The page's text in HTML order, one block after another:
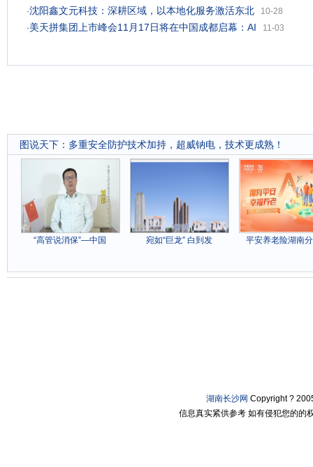
·沈阳鑫文元科技：深耕区域，以本地化服务激活东北
10-28
·美天拼集团上市峰会11月17日将在中国成都启幕：AI 11-03
图说天下 ： 多重安全防护技术加持，超威钠电，技术更成熟！
“高管说消保”—中国 宛如“巨龙” 白到发 平安养老险湖南
湖南长沙网 Copyright ?
信息真实紧供参考 如有侵犯您的的